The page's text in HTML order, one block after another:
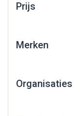
Prijs
Merken
Organisaties